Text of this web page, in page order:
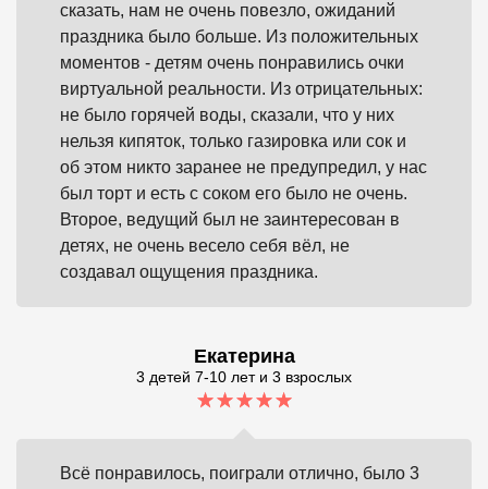
сказать, нам не очень повезло, ожиданий
праздника было больше. Из положительных
моментов - детям очень понравились очки
виртуальной реальности. Из отрицательных:
не было горячей воды, сказали, что у них
нельзя кипяток, только газировка или сок и
об этом никто заранее не предупредил, у нас
был торт и есть с соком его было не очень.
Второе, ведущий был не заинтересован в
детях, не очень весело себя вёл, не
создавал ощущения праздника.
Екатерина
3 детей 7-10 лет и 3 взрослых
Всё понравилось, поиграли отлично, было 3